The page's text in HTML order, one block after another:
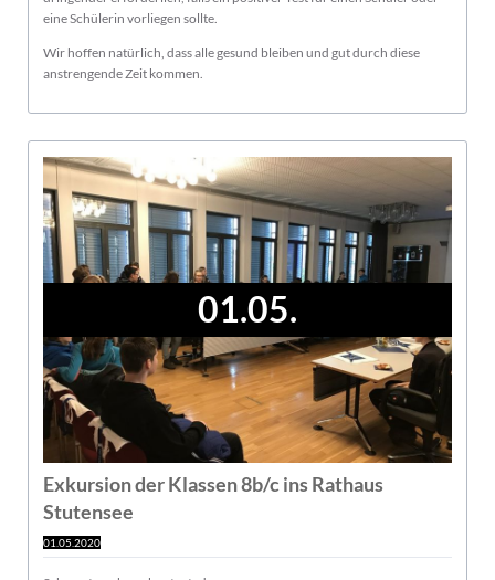
eine Schülerin vorliegen sollte.
Wir hoffen natürlich, dass alle gesund bleiben und gut durch diese
anstrengende Zeit kommen.
01.05.
Exkursion der Klassen 8b/c ins Rathaus
Stutensee
01.05.2020